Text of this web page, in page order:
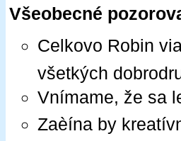
Všeobecné
Celkovo Robin
všetkých
Vnímame, že sa
Zaèína by